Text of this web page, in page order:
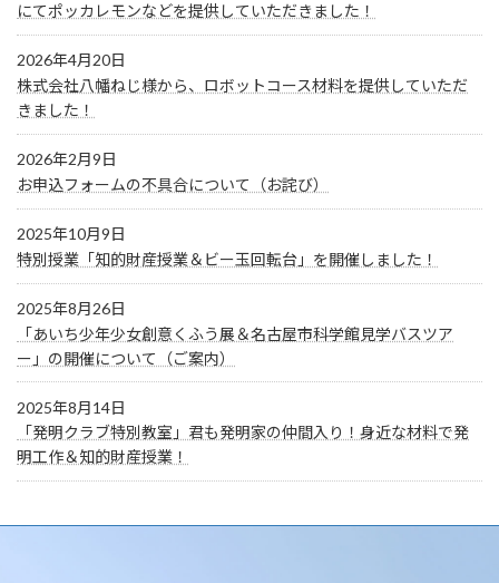
にてポッカレモンなどを提供していただきました！
2026年4月20日
株式会社八幡ねじ様から、ロボットコース材料を提供していただ
きました！
2026年2月9日
お申込フォームの不具合について（お詫び）
2025年10月9日
特別授業「知的財産授業＆ビー玉回転台」を開催しました！
2025年8月26日
「あいち少年少女創意くふう展＆名古屋市科学館見学バスツア
ー」の開催について（ご案内）
2025年8月14日
「発明クラブ特別教室」君も発明家の仲間入り！身近な材料で発
明工作＆知的財産授業！